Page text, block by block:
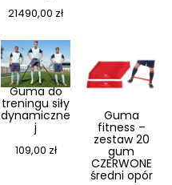
21490,00 zł
Guma do
treningu siły
dynamiczne
j
109,00 zł
Guma
fitness –
zestaw 20
gum
CZERWONE
średni opór